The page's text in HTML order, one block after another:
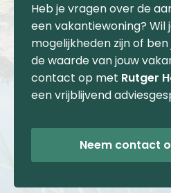
Heb je vragen over de
een vakantiewoning? Wil
mogelijkheden zijn of
de waarde van jouw
contact op met Rutger
een vrijblijvend
Neem contact